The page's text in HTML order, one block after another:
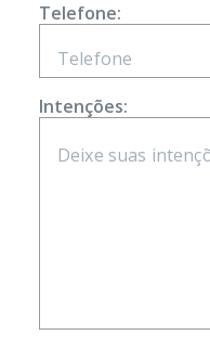
Telefone:
Intenções: